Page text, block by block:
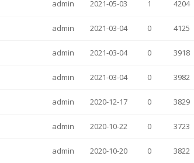
admin 2021-05-03 1 4204
admin 2021-03-04 0 4125
admin 2021-03-04 0 3918
admin 2021-03-04 0 3982
admin 2020-12-17 0 3829
admin 2020-10-22 0 3723
admin 2020-10-20 0 3822